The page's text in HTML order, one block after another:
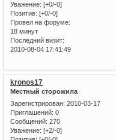
Уважение: [+0/-0]
Позитив: [+0/-0]
Провел на форуме:
18 минут
Последний визит:
2010-08-04 17:41:49
kronos17
Местный сторожила
Зарегистрирован: 2010-03-17
Приглашений: 0
Сообщений: 270
Уважение: [+2/-0]